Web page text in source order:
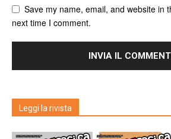
Save my name, email, and website in
next time I comment.
Leggi la rivista